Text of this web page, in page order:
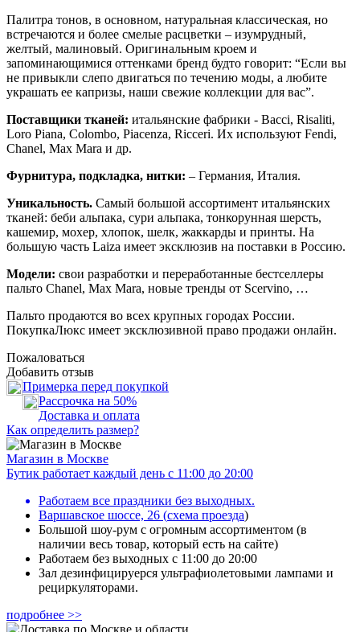
Палитра тонов, в основном, натуральная классическая, но
встречаются и более смелые расцветки – изумрудный,
желтый, малиновый. Оригинальным кроем и
запоминающимися оттенками бренд будто говорит: “Если вы
не привыкли слепо двигаться по течению моды, а любите
украшать ее капризы, наши свежие коллекции для вас”.
Поставщики тканей: итальянские фабрики - Bacci, Risaliti,
Loro Piana, Colombo, Piacenza, Ricceri. Их используют Fendi,
Chanel, Max Mara и др.
Фурнитура, подкладка, нитки: – Германия, Италия.
Уникальность. Самый большой ассортимент итальянских
тканей: беби альпака, сури альпака, тонкорунная шерсть,
кашемир, мохер, хлопок, шелк, жаккарды и принты. На
большую часть Laiza имеет эксклюзив на поставки в Россию.
Модели: свои разработки и переработанные бестселлеры
пальто Chanel, Max Mara, новые тренды от Scervino, …
Пальто продаются во всех крупных городах России.
ПокупкаЛюкс имеет эксклюзивной право продажи онлайн.
Пожаловаться
Добавить отзыв
Примерка перед покупкой
Рассрочка на 50%
Доставка и оплата
Как определить размер?
Магазин в Москве
Бутик работает каждый день с 11:00 до 20:00
Работаем все праздники без выходных.
Варшавское шоссе, 26 (схема проезда)
Большой шоу-рум с огромным ассортиментом (в
наличии весь товар, который есть на сайте)
Работаем без выходных с 11:00 до 20:00
Зал дезинфицируерся ультрафиолетовыми лампами и
рециркуляторами.
подробнее >>